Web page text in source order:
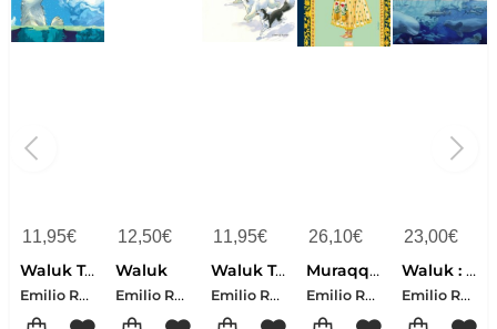
11,95€
Waluk Tome 1 : La Grande Traversee
Emilio Ruiz-Ana Miralles
12,50€
Waluk
Emilio Ruiz-Ana Miralles
11,95€
Waluk Tome 2 : La Route Du Grand Chien
Emilio Ruiz-Ana Miralles
26,10€
Muraqqa' Tome 1 ; Vetue Par Le Ciel
Emilio Ruiz-Ana Miralles
23,00€
Waluk : Coffret Tomes 1 Et 2
Emilio Ruiz-Ana Miralles